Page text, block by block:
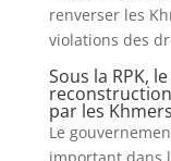
renverser les
violations des
Sous la RPK,
par les
Le
important dans